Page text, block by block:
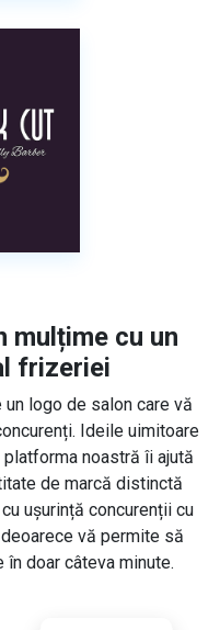
mulțime cu un
frizeriei
logo de salon care vă
Ideile uimitoare
noastră îi ajută
de marcă distinctă
ușurință concurenții cu
vă permite să
doar câteva minute.